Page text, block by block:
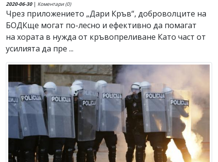
2020-06-30| Коментари (0)
Чрез приложението „Дари Кръв“, доброволците на
БОДКще могат по-лесно и ефективно да помагат
на хората в нужда от кръвопреливане Като част от
усилията да пре ...